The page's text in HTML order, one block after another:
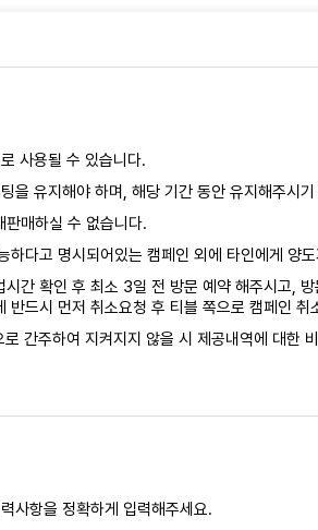
사용될 수 있습니다.
을 유지해야 하며, 해당 기간 동안 유지해주시
매하실 수 없습니다.
하다고 명시되어있는 캠페인 외에 타인에게 양
간 확인 후 최소 3일 전 방문 예약 해주시고,
반드시 먼저 취소요청 후 티블 쪽으로 캠페인 취
간주하여 지켜지지 않을 시 제공내역에 대한
사항을 정확하게 입력해주세요.